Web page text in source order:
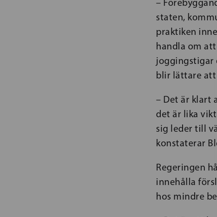
–
staten,
praktiken
handla om
joggingstigar
blir lättare att
– Det är klart
det är lika
sig leder till
konstaterar
Regeringen
innehålla
hos mindre